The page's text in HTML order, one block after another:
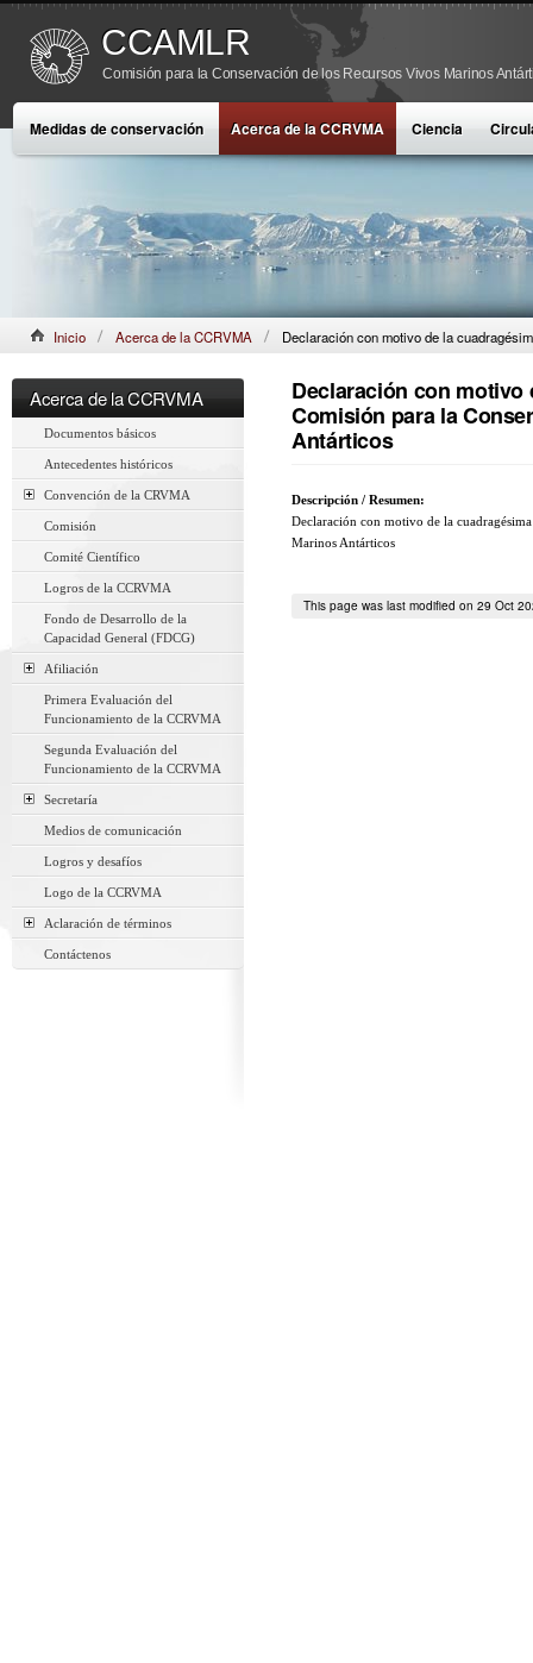
CCAMLR
Comisión para la Conservación de los Recursos Vivos Marinos
Medidas de conservación Acerca de la CCRVMA Ciencia
Inicio Acerca de la CCRVMA
Declaración con motivo de la
Acerca de la CCRVMA
Documentos básicos
Antecedentes históricos
Convención de la CRVMA
Comisión
Comité Científico
Logros de la CCRVMA
Fondo de Desarrollo de la
Capacidad General (FDCG)
Afiliación
Primera Evaluación del
Funcionamiento de la CCRVMA
Segunda Evaluación del
Funcionamiento de la CCRVMA
Secretaría
Medios de comunicación
Logros y desafíos
Logo de la CCRVMA
Aclaración de términos
Contáctenos
Declaración con motivo
Comisión para la
Antárticos
Descripción / Resumen:
Declaración con motivo de la
Marinos Antárticos
This page was last modified on 29 Oct